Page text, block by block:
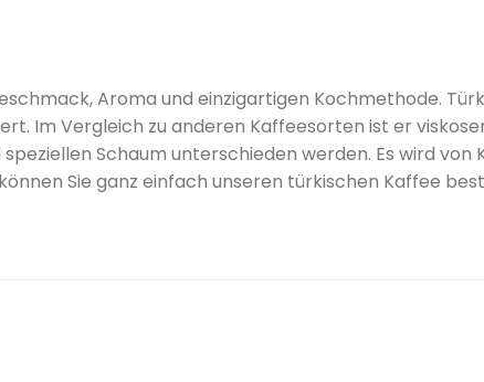
Aroma und einzigartigen Kochmethode.
Im Vergleich zu anderen Kaffeesorten ist er
Schaum unterschieden werden. Es wird von
Sie ganz einfach unseren türkischen Kaffee